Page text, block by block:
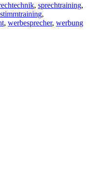
, sprechtraining,
stimmtraining,
, werbesprecher, werbung